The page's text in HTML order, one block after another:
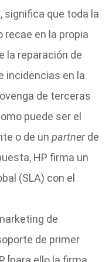
significa que toda la
recae en la propia
la reparación de
incidencias en la
de terceras
puede ser el
o de un partnerde
HP firma un
(SLA) con el
de
de primer